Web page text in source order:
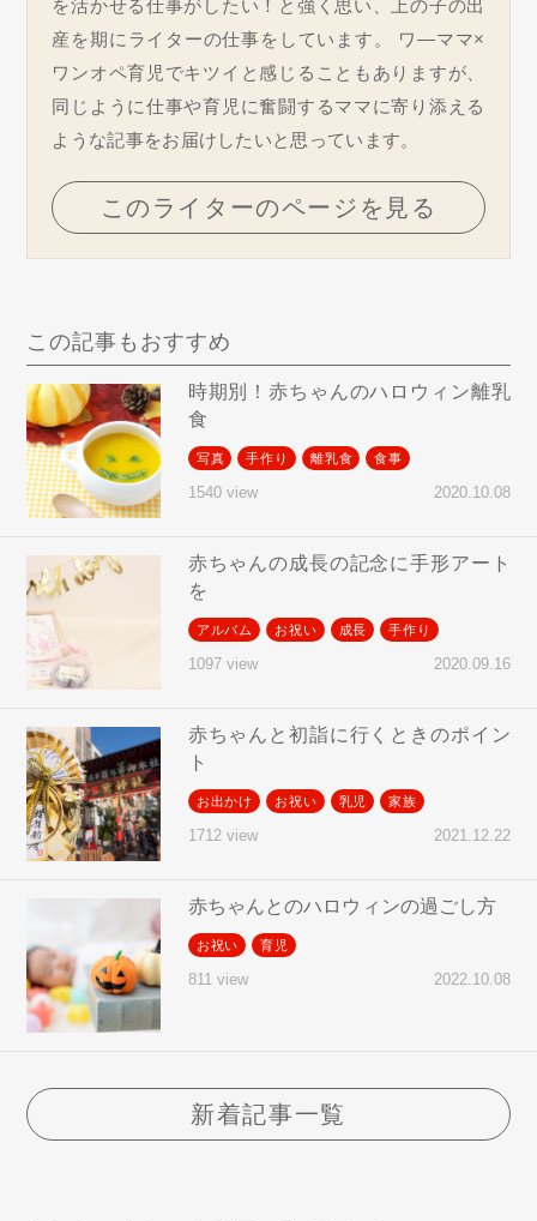
を活かせる仕事がしたい！と強く思い、上の子の出
産を期にライターの仕事をしています。 ワ―ママ×
ワンオペ育児でキツイと感じることもありますが、
同じように仕事や育児に奮闘するママに寄り添える
ような記事をお届けしたいと思っています。
このライターのページを見る
この記事もおすすめ
時期別！赤ちゃんのハロウィン離乳
食
写真 手作り 離乳食 食事
1540 view 2020.10.08
赤ちゃんの成長の記念に手形アート
を
アルバム お祝い 成長 手作り
1097 view 2020.09.16
赤ちゃんと初詣に行くときのポイン
ト
お出かけ お祝い 乳児 家族
1712 view 2021.12.22
赤ちゃんとのハロウィンの過ごし方
お祝い 育児
811 view 2022.10.08
新着記事一覧